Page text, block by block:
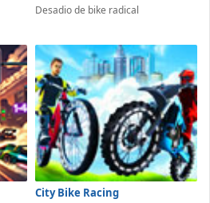
Desadio de bike radical
City Bike Racing